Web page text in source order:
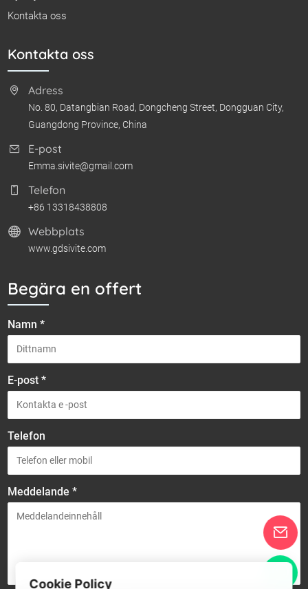
Kontakta oss
Kontakta oss
Adress
No. 80, Datangbian Road, Dongcheng Street, Dongguan City,
Guangdong Province, China
E-post
Emma.sivite@gmail.com
Telefon
+86 13318438808
Webbplats
www.gdsivite.com
Begära en offert
Namn *
E-post *
Telefon
Meddelande *
Cookie Policy